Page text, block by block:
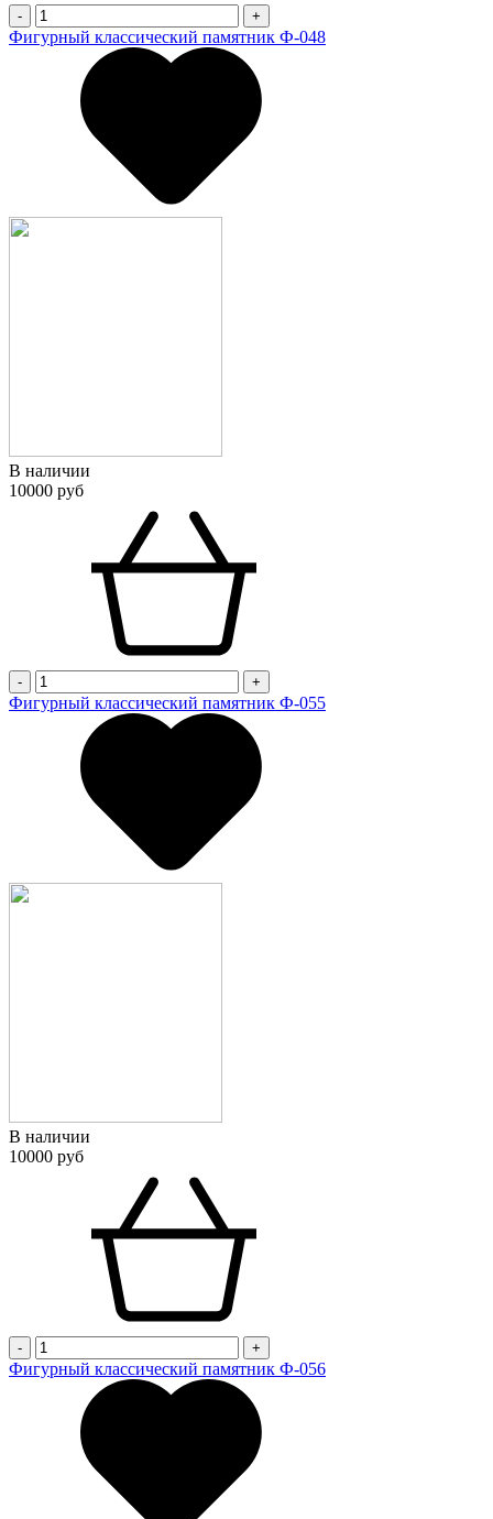
- +
Фигурный классический памятник Ф-048
В наличии
10000 руб
- +
Фигурный классический памятник Ф-055
В наличии
10000 руб
- +
Фигурный классический памятник Ф-056